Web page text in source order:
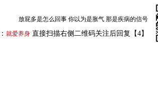
放屁多是怎么回事 你以为是胀气 那是疾病的信号
就爱养身 直接扫描右侧二维码关注后回复【4】